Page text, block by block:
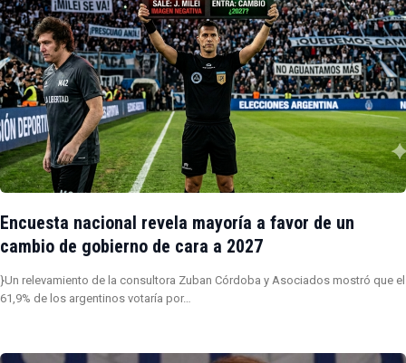
Encuesta nacional revela mayoría a favor de un
cambio de gobierno de cara a 2027
}Un relevamiento de la consultora Zuban Córdoba y Asociados mostró que el
61,9% de los argentinos votaría por…